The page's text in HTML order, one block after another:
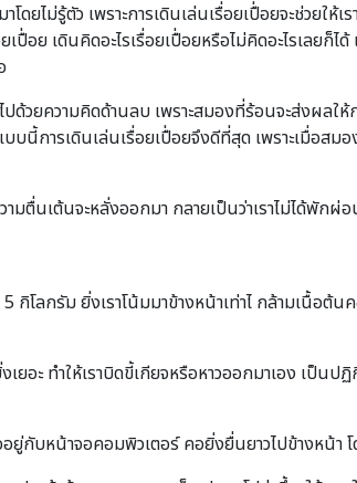
ไม่รู้ตัว เพราะการเดินเล่นเรื่อยเปื่อยจะช่วยให้
อย เดินคิดอะไรเรื่อยเปื่อยหรือไม่คิดอะไรเลย
ปด้วยความคิดด้านลบ เพราะสมองที่ร้อนจะส่งผล
นี้การเดินเล่นเรื่อยเปื่อยจึงดีที่สุด เพราะเมื่อสมอ
ตื่นเต้นจะหลั่งออกมา กลายเป็นว่าเราไม่ได้พักผ่อ
กิโลกรัม ยิ่งเราโน้มมาข้างหน้าเท่าไ กล้ามเนื้อ
ะ ทำให้เราบิดขี้เกียจหรือหาวออกมาเอง เป็นป
กับหน้าจอคอมพิวเตอร์ คอยิ่งยื่นยาวไปข้างหน้า